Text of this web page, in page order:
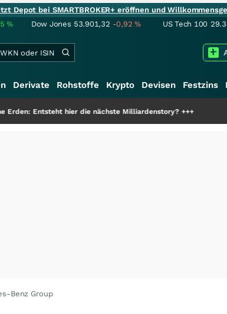
Depot bei SMARTBROKER+ eröffnen und
% Dow Jones 53.901,32 -0,92% US Tech 100
Derivate Rohstoffe Krypto Devisen Festzins
hier die nächste Milliardenstory?+++
Benz Group